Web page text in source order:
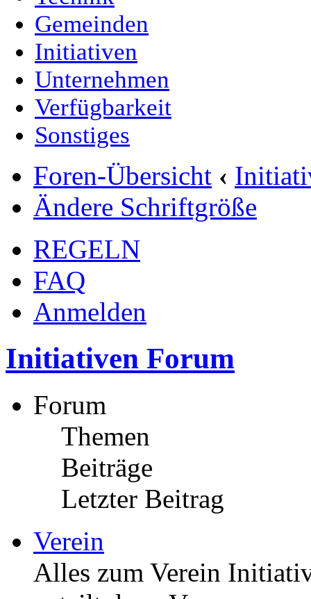
Gemeinden
Initiativen
Unternehmen
Verfügbarkeit
Sonstiges
Foren-Übersicht ‹
Ändere Schriftgröße
REGELN
FAQ
Anmelden
Initiativen Forum
Forum
Themen
Beiträge
Letzter Beitrag
Verein
Alles zum Verein